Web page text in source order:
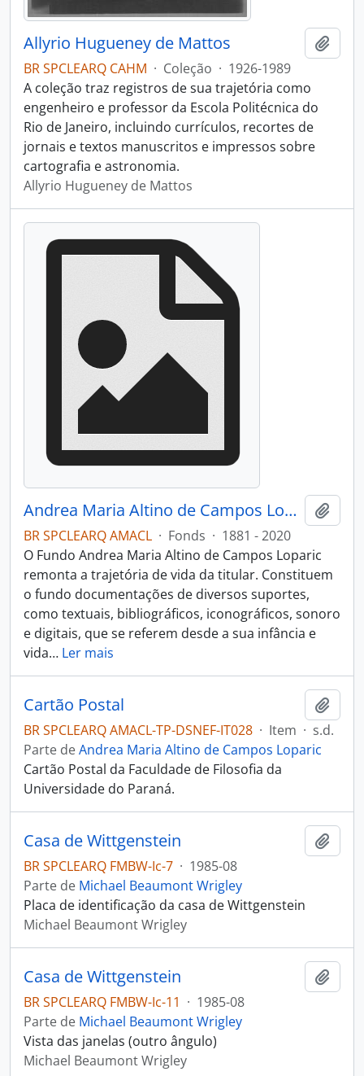
Allyrio Hugueney de Mattos
BR SPCLEARQ CAHM · Coleção · 1926-1989
A coleção traz registros de sua trajetória como
engenheiro e professor da Escola Politécnica do
Rio de Janeiro, incluindo currículos, recortes de
jornais e textos manuscritos e impressos sobre
cartografia e astronomia.
Allyrio Hugueney de Mattos
Andrea Maria Altino de Campos Loparic
BR SPCLEARQ AMACL · Fonds · 1881 - 2020
O Fundo Andrea Maria Altino de Campos Loparic
remonta a trajetória de vida da titular. Constituem
o fundo documentações de diversos suportes,
como textuais, bibliográficos, iconográficos, sonoro
e digitais, que se referem desde a sua infância e
vida… Ler mais
Cartão Postal
BR SPCLEARQ AMACL-TP-DSNEF-IT028 · Item · s.d.
Parte deAndrea Maria Altino de Campos Loparic
Cartão Postal da Faculdade de Filosofia da
Universidade do Paraná.
Casa de Wittgenstein
BR SPCLEARQ FMBW-Ic-7 · 1985-08
Parte de Michael Beaumont Wrigley
Placa de identificação da casa de Wittgenstein
Michael Beaumont Wrigley
Casa de Wittgenstein
BR SPCLEARQ FMBW-Ic-11 · 1985-08
Parte de Michael Beaumont Wrigley
Vista das janelas (outro ângulo)
Michael Beaumont Wrigley